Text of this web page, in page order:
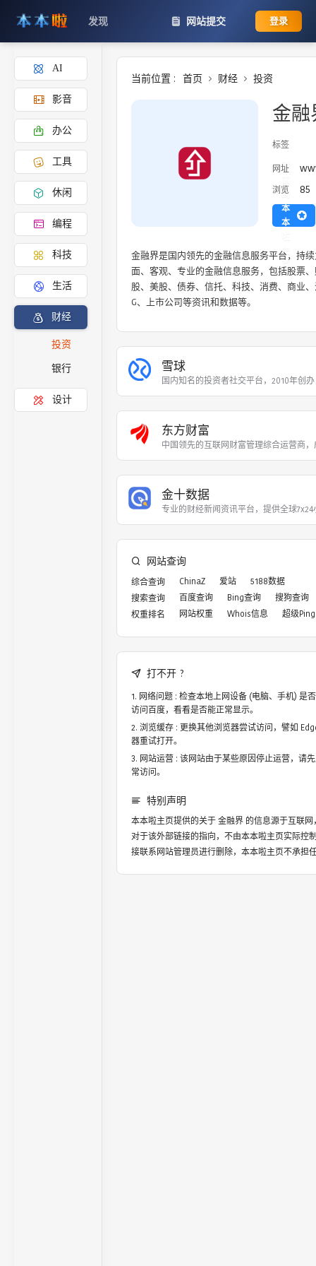
发现 网站提交 登录
AI
影音
办公
工具
休闲
编程
科技
生活
财经
投资
银行
设计
当前位置 : 首页 财经 投资
金融
标签
网址
浏览 85
添
到
本
本
主
页
金融界是国内领先的金融信息服务平台，持
面、客观、专业的金融信息服务，包括股票
股、美股、债券、信托、科技、消费、商业
G、上市公司等资讯和数据等。
雪球
国内知名的投资者社交平台，2010年创
东方财富
中国领先的互联网财富管理综合运营商
金十数据
专业的财经新闻资讯平台，提供全球
网站查询
综合查询 ChinaZ 爱站
5188数据
搜索查询
百度查询 Bing查询
搜狗查询
权重排名
网站权重 Whois信息 超级Ping
打不开 ?
网络问题 : 检查本地上网设备 (电脑、手机) 是
访问百度，看看是否能正常显示。
浏览缓存 : 更换其他浏览器尝试访问，譬如
器重试打开。
网站运营 : 该网站由于某些原因停止运营，请
常访问。
特别声明
本本啦主页提供的关于金融界的信息源于互联网
对于该外部链接的指向，不由本本啦主页实际控
接联系网站管理员进行删除，本本啦主页不承担